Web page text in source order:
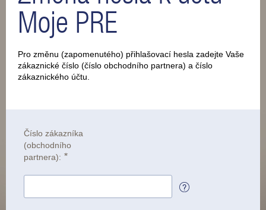
Moje PRE
Pro změnu (zapomenutého) přihlašovací hesla zadejte Vaše
zákaznické číslo (číslo obchodního partnera) a číslo
zákaznického účtu.
Číslo zákazníka
(obchodního
partnera): *